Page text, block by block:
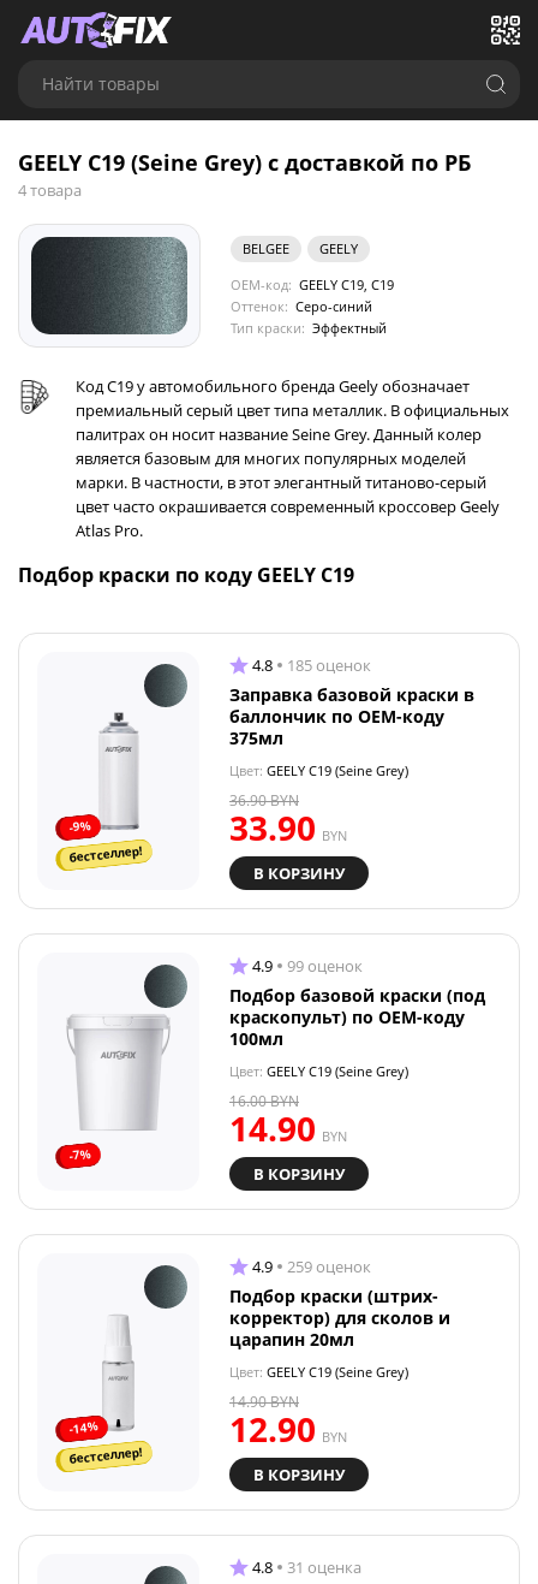
Найти товары
GEELY C19 (Seine Grey) с доставкой по РБ
4 товара
BELGEE
GEELY
OEM-код: GEELY C19, C19
Оттенок: Серо-синий
Тип краски: Эффектный
Код C19 у автомобильного бренда Geely обозначает
премиальный серый цвет типа металлик. В официальных
палитрах он носит название Seine Grey. Данный колер
является базовым для многих популярных моделей
марки. В частности, в этот элегантный титаново-серый
цвет часто окрашивается современный кроссовер Geely
Atlas Pro.
Подбор краски по коду GEELY C19
-9%
бестселлер!
4.8 185 оценок
Заправка базовой краски в
баллончик по OEM-коду
375мл
Цвет: GEELY C19 (Seine Grey)
33.90 BYN
36.90BYN
В КОРЗИНУ
-7%
4.9 99 оценок
Подбор базовой краски (под
краскопульт) по OEM-коду
100мл
Цвет: GEELY C19 (Seine Grey)
14.90 BYN
16.00BYN
В КОРЗИНУ
-14%
бестселлер!
4.9 259 оценок
Подбор краски (штрих-
корректор) для сколов и
царапин 20мл
Цвет: GEELY C19 (Seine Grey)
12.90 BYN
14.90BYN
В КОРЗИНУ
4.8 31 оценка